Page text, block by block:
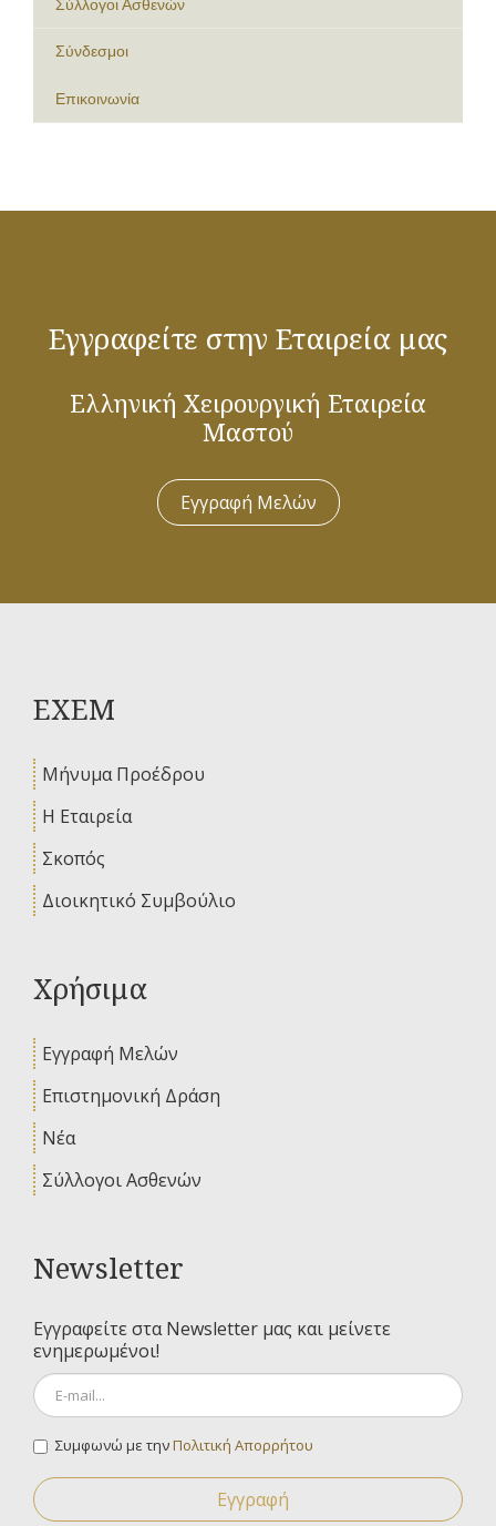
Σύλλογοι Ασθενών
Σύνδεσμοι
Επικοινωνία
Εγγραφείτε στην Εταιρεία μας
Ελληνική Χειρουργική Εταιρεία
Μαστού
Εγγραφή Μελών
ΕΧΕΜ
Μήνυμα Προέδρου
Η Εταιρεία
Σκοπός
Διοικητικό Συμβούλιο
Χρήσιμα
Εγγραφή Μελών
Επιστημονική Δράση
Νέα
Σύλλογοι Ασθενών
Newsletter
Εγγραφείτε στα Newsletter μας και μείνετε
ενημερωμένοι!
Συμφωνώ με τηνΠολιτική Απορρήτου
Εγγραφή